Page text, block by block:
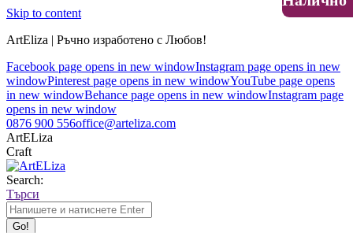
Skip to content
ArtEliza | Ръчно изработено с Любов!
Facebook page opens in new windowInstagram page opens in new
windowPinterest page opens in new windowYouTube page opens
in new windowBehance page opens in new windowInstagram page
opens in new window
0876 900 556office@arteliza.com
ArtELiza
Craft
Search:
Търси